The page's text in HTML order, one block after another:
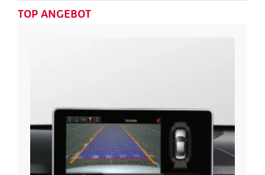
TOP ANGEBOT